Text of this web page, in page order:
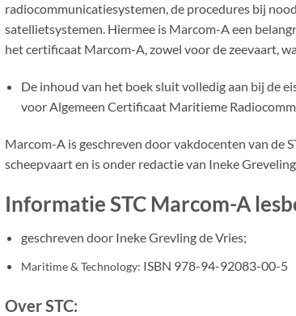
radiocommunicatiesystemen, de procedures bij
satellietsystemen. Hiermee is Marcom-A een
het certificaat Marcom-A, zowel voor de zeevaart,
De inhoud van het boek sluit volledig aan bij de
voor Algemeen Certificaat Maritieme
Marcom-A is geschreven door vakdocenten van de
scheepvaart en is onder redactie van Ineke
Informatie STC Marcom-A
geschreven door Ineke Grevling de Vries;
Maritime & Technology: ISBN 978-94-92083-00-5
Over STC: